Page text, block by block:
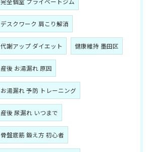
デスクワーク 肩こり解消
代謝アップ ダイエット 健康維持 墨田区
産後 お湯漏れ 原因
お湯漏れ 予防 トレーニング
産後 尿漏れ いつまで
骨盤底筋 鍛え方 初心者